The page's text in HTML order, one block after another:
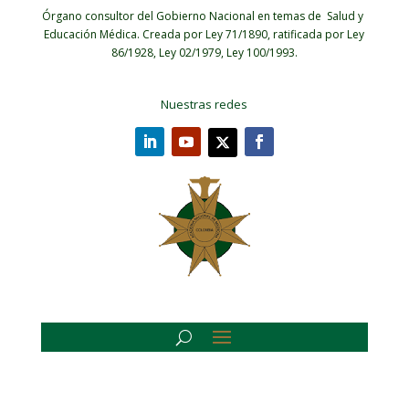
Órgano consultor del Gobierno Nacional en temas de Salud y
Educación Médica. Creada por Ley 71/1890, ratificada por Ley
86/1928, Ley 02/1979, Ley 100/1993.
Nuestras redes